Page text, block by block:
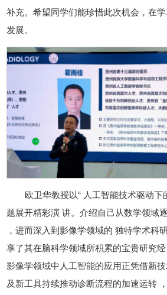
补充。希望同学们能珍惜此次机会，在
发展。
欧卫华教授以“ 人工智能技术驱动下
题展开精彩演 讲。介绍自己从数学领域
，进而深入到影像学领域的 独特学术科
享了其在脑科学领域所积累的宝贵研究
影像学领域中人工智能的应用正凭借新
及新工具持续推动诊断流程的加速运转